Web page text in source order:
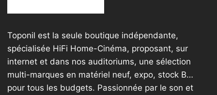
Toponil est la seule boutique indépendante,
spécialisée HiFi Home-Cinéma, proposant, sur
internet et dans nos auditoriums, une sélection
multi-marques en matériel neuf, expo, stock B…
pour tous les budgets. Passionnée par le son et